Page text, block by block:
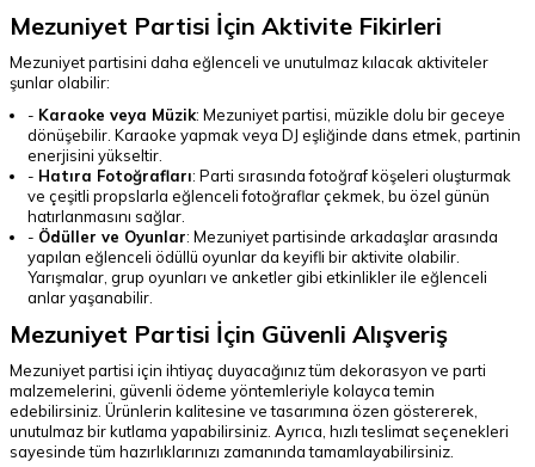
Mezuniyet Partisi İçin Aktivite Fikirleri
Mezuniyet partisini daha eğlenceli ve unutulmaz kılacak aktiviteler
şunlar olabilir:
- Karaoke veya Müzik: Mezuniyet partisi, müzikle dolu bir geceye
dönüşebilir. Karaoke yapmak veya DJ eşliğinde dans etmek, partinin
enerjisini yükseltir.
- Hatıra Fotoğrafları: Parti sırasında fotoğraf köşeleri oluşturmak
ve çeşitli propslarla eğlenceli fotoğraflar çekmek, bu özel günün
hatırlanmasını sağlar.
- Ödüller ve Oyunlar: Mezuniyet partisinde arkadaşlar arasında
yapılan eğlenceli ödüllü oyunlar da keyifli bir aktivite olabilir.
Yarışmalar, grup oyunları ve anketler gibi etkinlikler ile eğlenceli
anlar yaşanabilir.
Mezuniyet Partisi İçin Güvenli Alışveriş
Mezuniyet partisi için ihtiyaç duyacağınız tüm dekorasyon ve parti
malzemelerini, güvenli ödeme yöntemleriyle kolayca temin
edebilirsiniz. Ürünlerin kalitesine ve tasarımına özen göstererek,
unutulmaz bir kutlama yapabilirsiniz. Ayrıca, hızlı teslimat seçenekleri
sayesinde tüm hazırlıklarınızı zamanında tamamlayabilirsiniz.